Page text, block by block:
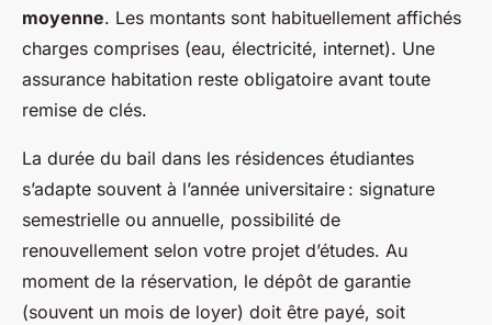
moyenne. Les montants sont habituellement affichés
charges comprises (eau, électricité, internet). Une
assurance habitation reste obligatoire avant toute
remise de clés.
La durée du bail dans les résidences étudiantes
s’adapte souvent à l’année universitaire : signature
semestrielle ou annuelle, possibilité de
renouvellement selon votre projet d’études. Au
moment de la réservation, le dépôt de garantie
(souvent un mois de loyer) doit être payé, soit